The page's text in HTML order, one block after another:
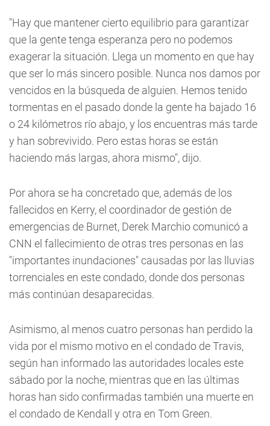
"Hay que mantener cierto equilibrio para garantizar
que la gente tenga esperanza pero no podemos
exagerar la situación. Llega un momento en que hay
que ser lo más sincero posible. Nunca nos damos por
vencidos en la búsqueda de alguien. Hemos tenido
tormentas en el pasado donde la gente ha bajado 16
o 24 kilómetros río abajo, y los encuentras más tarde
y han sobrevivido. Pero estas horas se están
haciendo más largas, ahora mismo", dijo.
Por ahora se ha concretado que, además de los
fallecidos en Kerry, el coordinador de gestión de
emergencias de Burnet, Derek Marchio comunicó a
CNN el fallecimiento de otras tres personas en las
"importantes inundaciones" causadas por las lluvias
torrenciales en este condado, donde dos personas
más continúan desaparecidas.
Asimismo, al menos cuatro personas han perdido la
vida por el mismo motivo en el condado de Travis,
según han informado las autoridades locales este
sábado por la noche, mientras que en las últimas
horas han sido confirmadas también una muerte en
el condado de Kendall y otra en Tom Green.